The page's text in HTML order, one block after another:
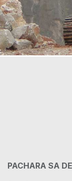
PACHARA SA